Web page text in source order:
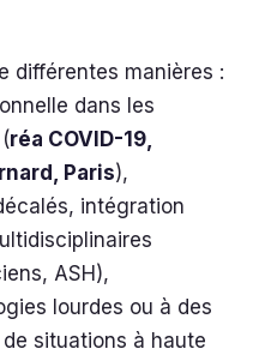
différentes manières :
dans les
réa COVID-19,
Paris),
intégration
ASH),
lourdes ou à des
situations à haute